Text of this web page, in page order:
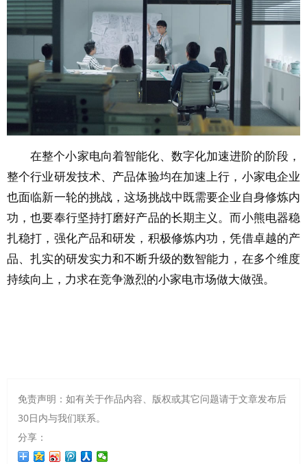
在整个小家电向着智能化、数字化加速进阶的阶段，
整个行业研发技术、产品体验均在加速上行，小家电企业
也面临新一轮的挑战，这场挑战中既需要企业自身修炼内
功，也要奉行坚持打磨好产品的长期主义。而小熊电器稳
扎稳打，强化产品和研发，积极修炼内功，凭借卓越的产
品、扎实的研发实力和不断升级的数智能力，在多个维度
持续向上，力求在竞争激烈的小家电市场做大做强。
免责声明：如有关于作品内容、版权或其它问题请于文章发布后
30日内与我们联系。
分享：